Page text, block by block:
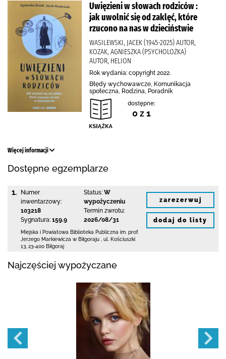
Uwięzieni w słowach rodziców :
jak uwolnić się od zaklęć, które
rzucono na nas w dzieciństwie
WASILEWSKI, JACEK (1945-2025) AUTOR,
KOZAK, AGNIESZKA (PSYCHOLOŻKA)
AUTOR, HELION
Rok wydania: copyright 2022.
Błędy wychowawcze, Komunikacja
społeczna, Rodzina, Poradnik
dostępne:
0 z 1
Więcej informacji
Dostępne egzemplarze
1.
Numer
inwentarzowy:
103218
Sygnatura: 159.9
Status: W
wypożyczeniu
Termin zwrotu:
2026/08/31
Miejska i Powiatowa Biblioteka Publiczna im. prof.
Jerzego Markiewicza w Biłgoraju
ul. Kościuszki
13 23-400 Biłgoraj
zarezerwuj
dodaj do listy
Najczęściej wypożyczane